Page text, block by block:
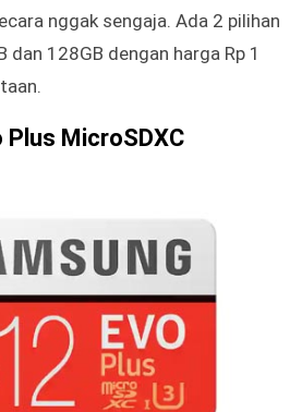
nggak sengaja. Ada 2 pilihan
dan 128GB dengan harga Rp 1
Plus MicroSDXC